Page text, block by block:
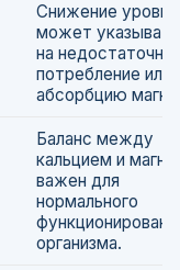
Снижение уровня
может указывать
на
потребление или
абсорбцию
Баланс между
кальцием и
важен для
нормального
организма.